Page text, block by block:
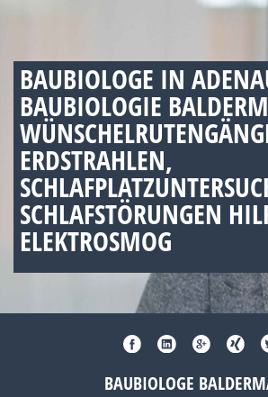
BAUBIOLOGE IN
BAUBIOLOGIE
ERDSTRAHLEN,
SCHLAFSTÖRUNGEN
ELEKTROSMOG
BAUBIOLOGE